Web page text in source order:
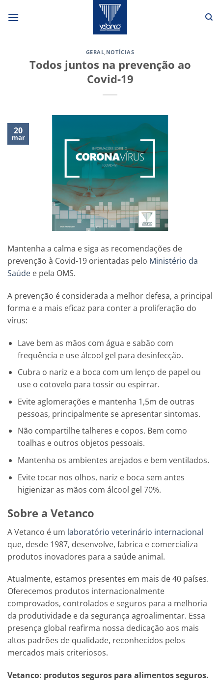
GERAL,NOTÍCIAS
Todos juntos na prevenção ao
Covid-19
20
mar
Mantenha a calma e siga as recomendações de
prevenção à Covid-19 orientadas pelo Ministério da
Saúde e pela OMS.
A prevenção é considerada a melhor defesa, a principal
forma e a mais eficaz para conter a proliferação do
vírus:
Lave bem as mãos com água e sabão com
frequência e use álcool gel para desinfecção.
Cubra o nariz e a boca com um lenço de papel ou
use o cotovelo para tossir ou espirrar.
Evite aglomerações e mantenha 1,5m de outras
pessoas, principalmente se apresentar sintomas.
Não compartilhe talheres e copos. Bem como
toalhas e outros objetos pessoais.
Mantenha os ambientes arejados e bem ventilados.
Evite tocar nos olhos, nariz e boca sem antes
higienizar as mãos com álcool gel 70%.
Sobre a Vetanco
A Vetanco é um laboratório veterinário internacional
que, desde 1987, desenvolve, fabrica e comercializa
produtos inovadores para a saúde animal.
Atualmente, estamos presentes em mais de 40 países.
Oferecemos produtos internacionalmente
comprovados, controlados e seguros para a melhoria
da produtividade e da segurança agroalimentar. Essa
presença global reafirma nossa dedicação aos mais
altos padrões de qualidade, reconhecidos pelos
mercados mais criteriosos.
Vetanco: produtos seguros para alimentos seguros.